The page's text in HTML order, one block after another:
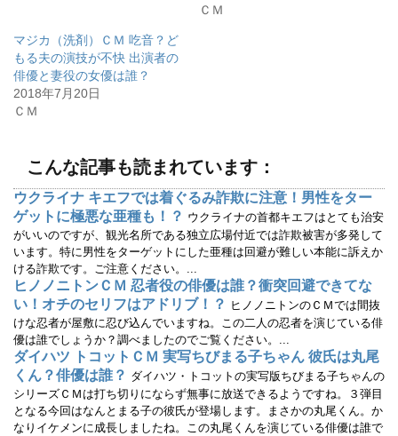
新
し
い
ウ
ィ
ン
ま
す
ッ
ク
し
て
く
だ
い
ウ
ィ
ン
ド
ウ
で
開
き
ま
ＣＭ
マジカ（洗剤）ＣＭ 吃音？ど
もる夫の演技が不快 出演者の
俳優と妻役の女優は誰？
2018年7月20日
ＣＭ
こんな記事も読まれています：
ウクライナ キエフでは着ぐるみ詐欺に注意！男性をター
ゲットに極悪な亜種も！？ ウクライナの首都キエフはとても治安
がいいのですが、観光名所である独立広場付近では詐欺被害が多発して
います。特に男性をターゲットにした亜種は回避が難しい本能に訴えか
ける詐欺です。ご注意ください。...
ヒノノニトンＣＭ 忍者役の俳優は誰？衝突回避できてな
い！オチのセリフはアドリブ！？ ヒノノニトンのＣＭでは間抜
けな忍者が屋敷に忍び込んでいますね。この二人の忍者を演じている俳
優は誰でしょうか？調べましたのでご覧ください。...
ダイハツ トコットＣＭ 実写ちびまる子ちゃん 彼氏は丸尾
くん？俳優は誰？ ダイハツ・トコットの実写版ちびまる子ちゃんの
シリーズＣＭは打ち切りにならず無事に放送できるようですね。３弾目
となる今回はなんとまる子の彼氏が登場します。まさかの丸尾くん。か
なりイケメンに成長しましたね。この丸尾くんを演じている俳優は誰で